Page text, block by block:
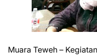
Muara Teweh –